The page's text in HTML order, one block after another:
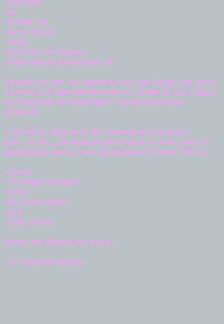
-Lilly Allen
-Air
-Arcade Fire
-Kings of Leon
-Travis
-Red Hot Chili Peppers
-Rage Against the Machine, etc.
Después de esto, nos paseamos por San Diego, Sea World
y fuimos a un super partido entre los Padres de San Diego y
los Nacionales de Washington. Se arma muy buen
ambiente.
Y de nuevo, nada de mi Wii, me resigné a comprarlo
aquí....en fin.....De regreso el domingo fui al Vive Latino, ni
ganas tenía, pero no iba a desperdiciar mi boleto. Allí ví a:
-Jumbo.
-The Magic Numbers
-Kinky.
-Ely Guerra (giac!)
-Zoé.
-Café Tacvba.
Bueno, me despido por ahora.....
P.D. Vivan las morsas.